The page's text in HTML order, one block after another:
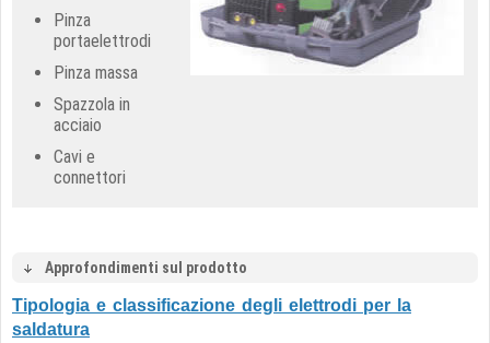
Pinza
portaelettrodi
Pinza massa
Spazzola in
acciaio
Cavi e
connettori
Approfondimenti sul prodotto
Tipologia e classificazione degli elettrodi per la
saldatura